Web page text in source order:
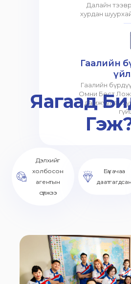
Далайн
хурдан
Гаалийн
Гаалийн
Омни Бест
дамжуулан
Яагаад
Дэлхийг
холбосон
агентын
сүлжээ
Бүх ачаа
даатгагдсан